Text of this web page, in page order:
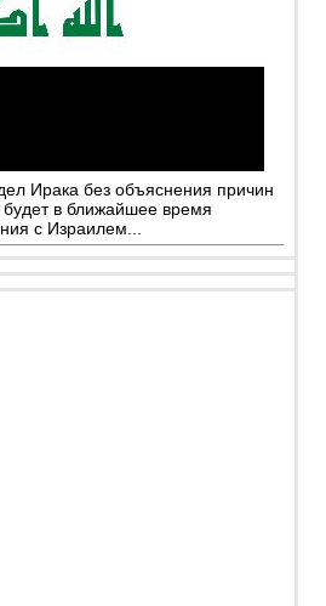
Ирака без объяснения причин
будет в ближайшее время
с Израилем...